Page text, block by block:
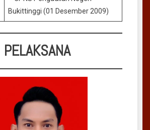
Bukittinggi (01 Desember 2009)
PELAKSANA